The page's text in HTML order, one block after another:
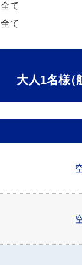
全て
全て
大人1名様（